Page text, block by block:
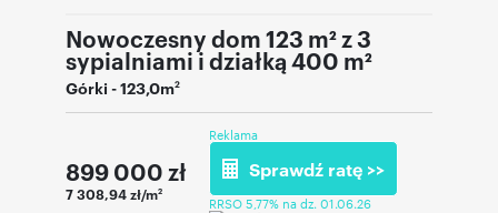
Nowoczesny dom 123 m² z 3
sypialniami i działką 400 m²
Górki - 123,0m2
899 000 zł
7 308,94 zł/m2
Reklama
Sprawdź ratę >>
RRSO 5,77% na dz. 01.06.26